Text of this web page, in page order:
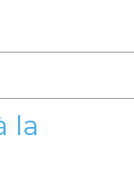
la